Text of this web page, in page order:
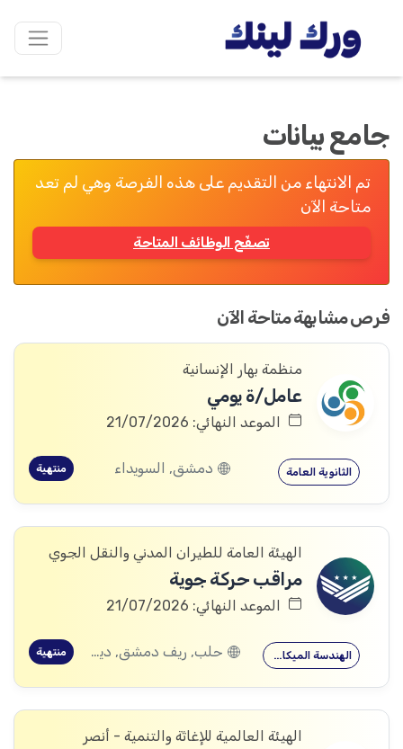
جامع بيانات
تم الانتهاء من التقديم على هذه الفرصة وهي لم تعد
متاحة الآن
تصفّح الوظائف المتاحة
فرص مشابهة متاحة الآن
منظمة بهار الإنسانية
عامل/ة يومي
الموعد النهائي: 21/07/2026
الثانوية العامة دمشق, السويداء منتهية
الهيئة العامة للطيران المدني والنقل الجوي
مراقب حركة جوية
الموعد النهائي: 21/07/2026
الهندسة الميكانيكية حلب, ريف دمشق, ديرالزور, اللاذقية, الحسكة منتهية
الهيئة العالمية للإغاثة والتنمية - أنصر